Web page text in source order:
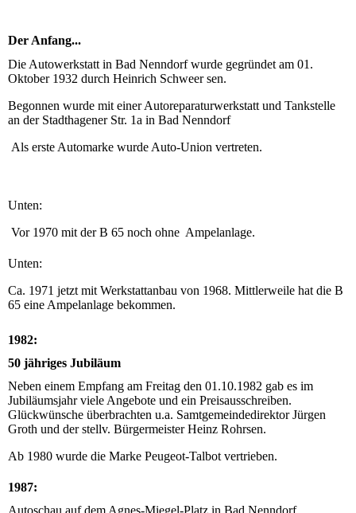
Der Anfang...
Die Autowerkstatt in Bad Nenndorf wurde gegründet am 01.
Oktober 1932 durch Heinrich Schweer sen.
Begonnen wurde mit einer Autoreparaturwerkstatt und Tankstelle
an der Stadthagener Str. 1a in Bad Nenndorf
Als erste Automarke wurde Auto-Union vertreten.
Unten:
Vor 1970 mit der B 65 noch ohne Ampelanlage.
Unten:
Ca. 1971 jetzt mit Werkstattanbau von 1968. Mittlerweile hat die B
65 eine Ampelanlage bekommen.
1982:
50 jähriges Jubiläum
Neben einem Empfang am Freitag den 01.10.1982 gab es im
Jubiläumsjahr viele Angebote und ein Preisausschreiben.
Glückwünsche überbrachten u.a. Samtgemeindedirektor Jürgen
Groth und der stellv. Bürgermeister Heinz Rohrsen.
Ab 1980 wurde die Marke Peugeot-Talbot vertrieben.
1987: